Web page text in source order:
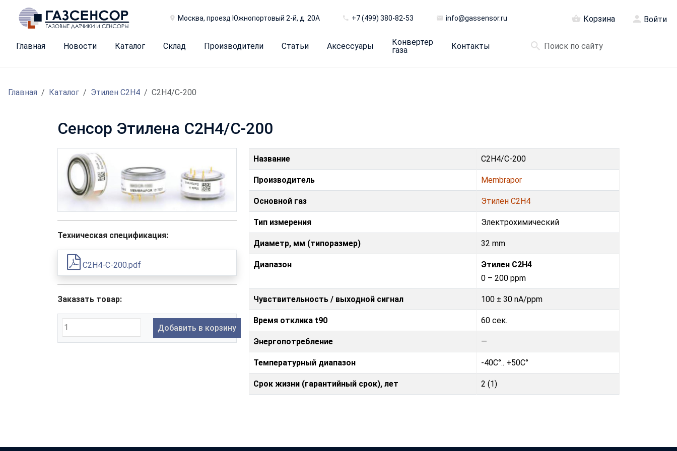
Москва, проезд Южнопортовый 2-й, д. 20А +7 (499) 380-82-53 info@gassensor.ru Корзина Войти
Главная Новости Каталог Склад Производители Статьи Аксессуары
Конвертер
газа
Контакты
Главная Каталог Этилен С2H4 C2H4/C-200
Сенсор Этилена C2H4/C-200
Техническая спецификация:
C2H4-C-200.pdf
Заказать товар:
Добавить в корзину
Название C2H4/C-200
Производитель Membrapor
Основной газ Этилен С2H4
Тип измерения Электрохимический
Диаметр, мм (типоразмер) 32 mm
Диапазон
Этилен С2H4
0 – 200 ppm
Чувствительность / выходной сигнал 100 ± 30 nA/ppm
Время отклика t90 60 сек.
Энергопотребление —
Температурный диапазон -40C°.. +50C°
Срок жизни (гарантийный срок), лет 2 (1)